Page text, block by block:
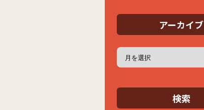
アーカイブ
ア
カ
ブ
検索